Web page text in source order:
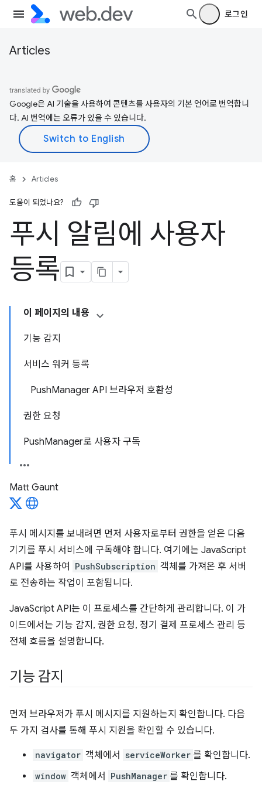
로그인
Articles
Google은 AI 기술을 사용하여 콘텐츠를 사용자의 기본 언어로 번역합니
다. AI 번역에는 오류가 있을 수 있습니다.
홈 Articles
도움이 되었나요?
푸시 알림에 사용자
등록
이 페이지의 내용
기능 감지
서비스 워커 등록
PushManager API 브라우저 호환성
권한 요청
PushManager로 사용자 구독
Matt Gaunt
푸시 메시지를 보내려면 먼저 사용자로부터 권한을 얻은 다음
기기를 푸시 서비스에 구독해야 합니다. 여기에는 JavaScript
API를 사용하여
PushSubscription 객체를 가져온 후 서버
로 전송하는 작업이 포함됩니다.
JavaScript API는 이 프로세스를 간단하게 관리합니다. 이 가
이드에서는 기능 감지, 권한 요청, 정기 결제 프로세스 관리 등
전체 흐름을 설명합니다.
기능 감지
먼저 브라우저가 푸시 메시지를 지원하는지 확인합니다. 다음
두 가지 검사를 통해 푸시 지원을 확인할 수 있습니다.
navigator 객체에서 serviceWorker 를 확인합니다.
window 객체에서 PushManager 를 확인합니다.